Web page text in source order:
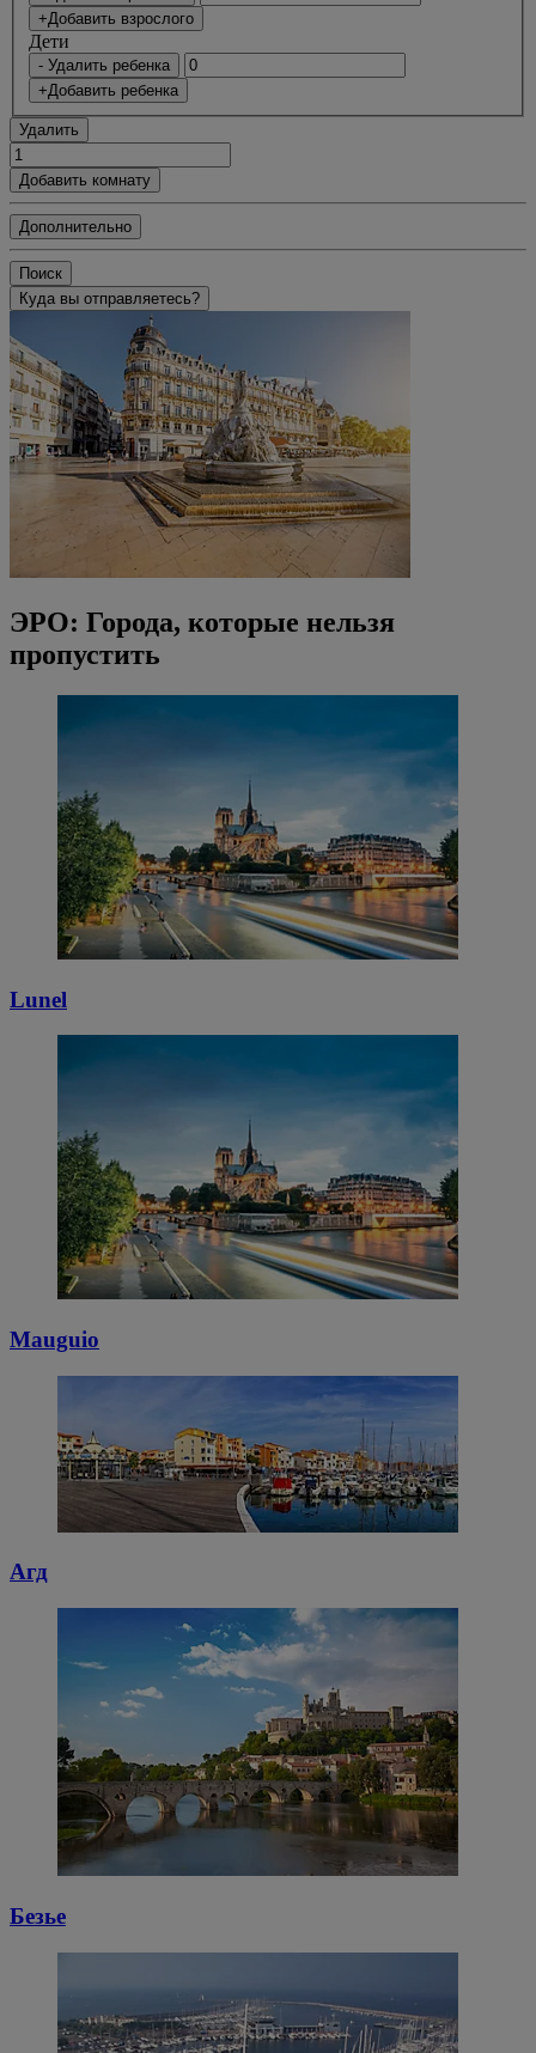
+Добавить взрослого
Дети
- Удалить ребенка
+Добавить ребенка
Удалить
Добавить комнату
Дополнительно
Поиск
Куда вы отправляетесь?
ЭРО: Города, которые нельзя
пропустить
Lunel
Mauguio
Агд
Безье